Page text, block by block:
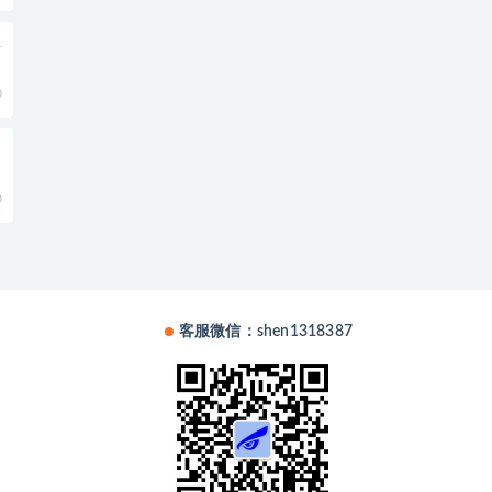
客服微信：shen1318387